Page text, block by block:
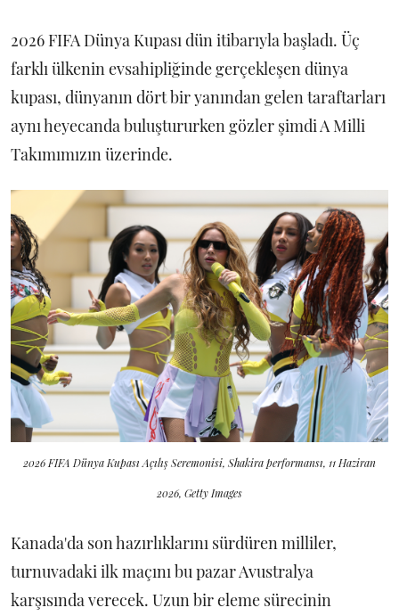
2026 FIFA Dünya Kupası dün itibarıyla başladı. Üç
farklı ülkenin evsahipliğinde gerçekleşen dünya
kupası, dünyanın dört bir yanından gelen taraftarları
aynı heyecanda buluştururken gözler şimdi A Milli
Takımımızın üzerinde.
2026 FIFA Dünya Kupası Açılış Seremonisi, Shakira performansı, 11 Haziran
2026, Getty Images
Kanada'da son hazırlıklarını sürdüren milliler,
turnuvadaki ilk maçını bu pazar Avustralya
karşısında verecek. Uzun bir eleme sürecinin